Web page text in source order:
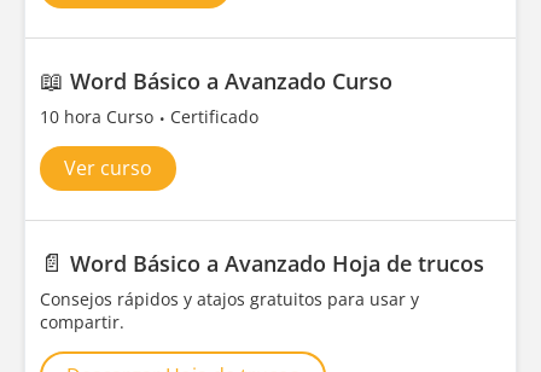
📖 Word Básico a Avanzado Curso
10 hora Curso Certificado
Ver curso
📄 Word Básico a Avanzado Hoja de trucos
Consejos rápidos y atajos gratuitos para usar y
compartir.